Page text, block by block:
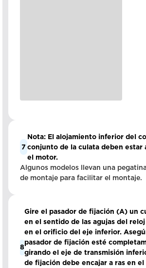
7
Nota: El alojamiento inferior del
conjunto de la culata deben estar
el motor.
Algunos modelos llevan una
de montaje para facilitar el montaje.
8
Gire el pasador de fijación (A) un
en el sentido de las agujas del
en el orificio del eje inferior.
pasador de fijación esté
girando el eje de transmisión
de fijación debe encajar a ras en el